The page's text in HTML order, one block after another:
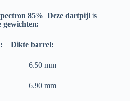
85% Deze dartpijl is
gewichten:
Dikte barrel:
6.50 mm
6.90 mm